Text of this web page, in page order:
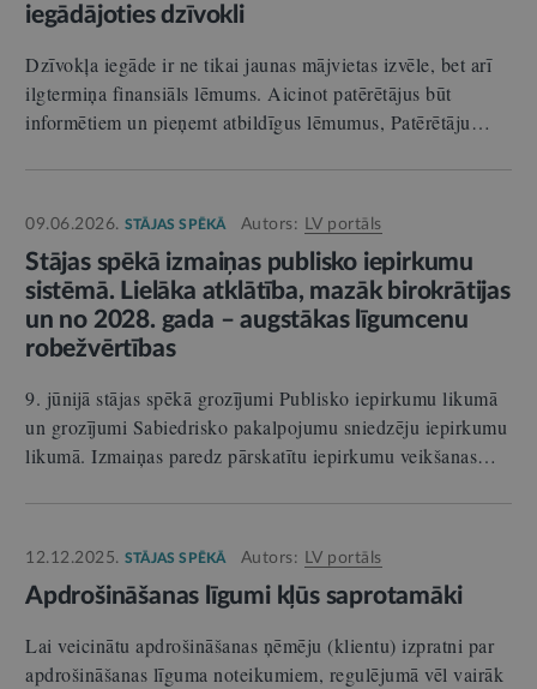
iegādājoties dzīvokli
Dzīvokļa iegāde ir ne tikai jaunas mājvietas izvēle, bet arī
ilgtermiņa finansiāls lēmums. Aicinot patērētājus būt
informētiem un pieņemt atbildīgus lēmumus, Patērētāju…
09.06.2026. STĀJAS SPĒKĀ Autors: LV portāls
Stājas spēkā izmaiņas publisko iepirkumu
sistēmā. Lielāka atklātība, mazāk birokrātijas
un no 2028. gada – augstākas līgumcenu
robežvērtības
9. jūnijā stājas spēkā grozījumi Publisko iepirkumu likumā
un grozījumi Sabiedrisko pakalpojumu sniedzēju iepirkumu
likumā. Izmaiņas paredz pārskatītu iepirkumu veikšanas…
12.12.2025. STĀJAS SPĒKĀ Autors: LV portāls
Apdrošināšanas līgumi kļūs saprotamāki
Lai veicinātu apdrošināšanas ņēmēju (klientu) izpratni par
apdrošināšanas līguma noteikumiem, regulējumā vēl vairāk